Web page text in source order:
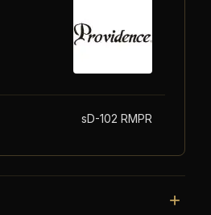
sD-102 RMPR